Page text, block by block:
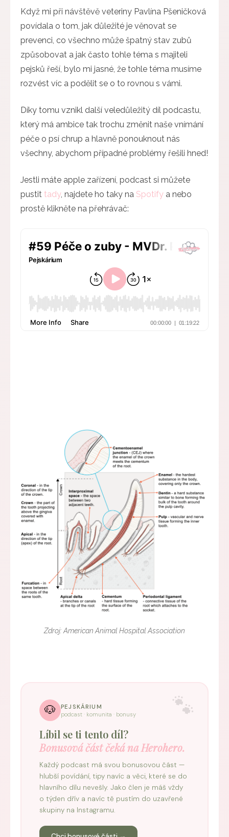
Když mi při návštěvě veteriny Pavlína Pšeničková
povídala o tom, jak důležité je věnovat se
prevenci, co všechno může špatný stav zubů
způsobovat a jak často tohle téma s majiteli
pejsků řeší, bylo mi jasné, že tohle téma musíme
rozvést víc a podělit se o to rovnou s vámi.
Díky tomu vznikl další veledůležitý díl podcastu,
který má ambice tak trochu změnit naše vnímání
péče o psí chrup a hlavně ponouknout nás
všechny, abychom případné problémy řešili hned!
Jestli máte apple zařízení, podcast si můžete
pustit tady, najdete ho taky na Spotify a nebo
prostě klikněte na přehrávač:
Zdroj: American Animal Hospital Association
🐶 PEJSKÁRIUM
podcast · komunita · bonusy
Líbil se ti tento díl?
Bonusová část čeká na Herohero.
Každý podcast má svou bonusovou část —
hlubší povídání, tipy navíc a věci, které se do
hlavního dílu nevešly. Jako člen je máš vždy
o týden dřív a navíc tě pustím do uzavřené
skupiny na Instagramu.